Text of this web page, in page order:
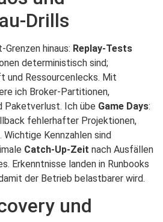
hinaus: Replay‑Tests
deterministisch sind;
und Ressourcenlecks. Mit
ich Broker‑Partitionen,
Paketverlust. Ich übe Game Days:
fehlerhafter Projektionen,
Wichtige Kennzahlen sind
Catch‑Up‑Zeit nach Ausfällen
Erkenntnisse landen in Runbooks
der Betrieb belastbarer wird.
und